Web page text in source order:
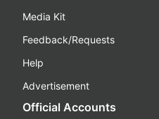
Media Kit
Feedback/Requests
Help
Advertisement
Official Accounts